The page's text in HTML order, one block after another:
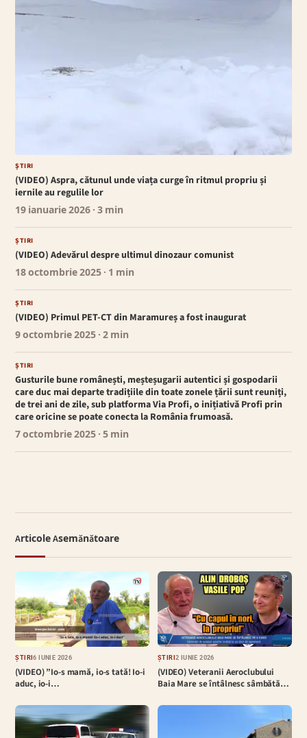
ȘTIRI
(VIDEO) Aspra, cătunul unde viața curge în ritmul propriu și
iernile au regulile lor
19 ianuarie 2026 · 3 min
ȘTIRI
(VIDEO) Adevărul despre ultimul dinozaur comunist
18 octombrie 2025 · 1 min
ȘTIRI
(VIDEO) Primul PET-CT din Maramureș a fost inaugurat
9 octombrie 2025 · 2 min
ȘTIRI
Gusturile bune românești, meșteșugarii autentici și gospodarii
care duc mai departe tradițiile din toate zonele țării sunt reuniți,
de trei ani de zile, sub platforma Via Profi, o inițiativă Profi prin
care oricine se poate conecta la România frumoasă.
7 octombrie 2025 · 5 min
Articole Asemănătoare
ȘTIRI6 IUNIE 2026
(VIDEO) ”Io-s mamă, io-s tată! Io-i
aduc, io-i…
ȘTIRI2 IUNIE 2026
(VIDEO) Veteranii Aeroclubului
Baia Mare se întâlnesc sâmbătă…